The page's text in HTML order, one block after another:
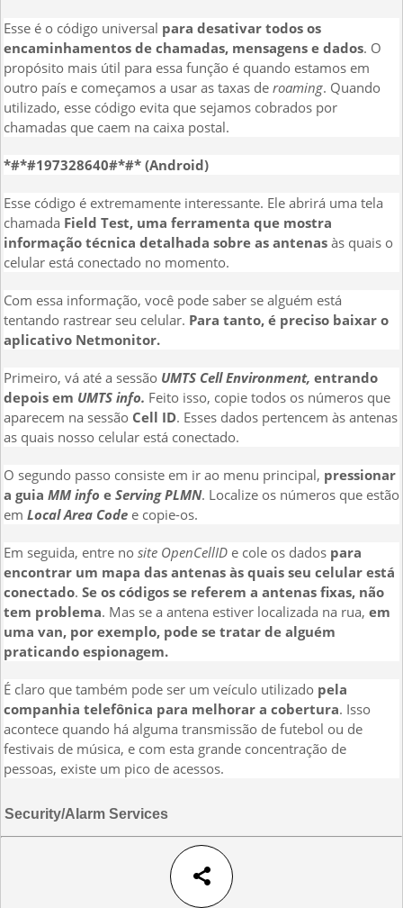
Esse é o código universal para desativar todos os
encaminhamentos de chamadas, mensagens e dados. O
propósito mais útil para essa função é quando estamos em
outro país e começamos a usar as taxas de roaming. Quando
utilizado, esse código evita que sejamos cobrados por
chamadas que caem na caixa postal.
*#*#197328640#*#* (Android)
Esse código é extremamente interessante. Ele abrirá uma tela
chamada Field Test, uma ferramenta que mostra
informação técnica detalhada sobre as antenas às quais o
celular está conectado no momento.
Com essa informação, você pode saber se alguém está
tentando rastrear seu celular. Para tanto, é preciso baixar o
aplicativo Netmonitor.
Primeiro, vá até a sessão UMTS Cell Environment, entrando
depois em UMTS info. Feito isso, copie todos os números que
aparecem na sessão Cell ID. Esses dados pertencem às antenas
as quais nosso celular está conectado.
O segundo passo consiste em ir ao menu principal, pressionar
a guia MM info e Serving PLMN. Localize os números que estão
em Local Area Code e copie-os.
Em seguida, entre no site OpenCellID e cole os dados para
encontrar um mapa das antenas às quais seu celular está
conectado. Se os códigos se referem a antenas fixas, não
tem problema. Mas se a antena estiver localizada na rua, em
uma van, por exemplo, pode se tratar de alguém
praticando espionagem.
É claro que também pode ser um veículo utilizado pela
companhia telefônica para melhorar a cobertura. Isso
acontece quando há alguma transmissão de futebol ou de
festivais de música, e com esta grande concentração de
pessoas, existe um pico de acessos.
Security/Alarm Services
share